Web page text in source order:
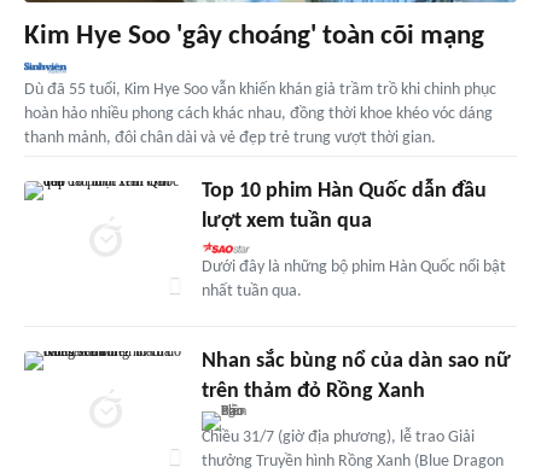
Kim Hye Soo 'gây choáng' toàn cõi mạng
Dù đã 55 tuổi, Kim Hye Soo vẫn khiến khán giả trầm trồ khi chinh phục
hoàn hảo nhiều phong cách khác nhau, đồng thời khoe khéo vóc dáng
thanh mảnh, đôi chân dài và vẻ đẹp trẻ trung vượt thời gian.
Top 10 phim Hàn Quốc dẫn đầu
lượt xem tuần qua
Dưới đây là những bộ phim Hàn Quốc nổi bật
nhất tuần qua.
Nhan sắc bùng nổ của dàn sao nữ
trên thảm đỏ Rồng Xanh
Chiều 31/7 (giờ địa phương), lễ trao Giải
thưởng Truyền hình Rồng Xanh (Blue Dragon